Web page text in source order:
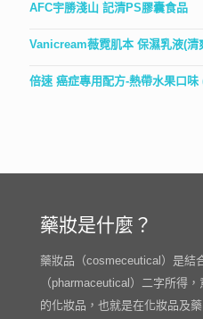
AFC宇勝淺山 記清PS膠囊食品
Vanicream薇霓肌本 保濕乳液(清
倍速 癌症專用配方-熱帶水果口味
藥妝是什麼？
藥妝品（cosmeceutical）是結
（pharmaceutical）二字所得
的化妝品，也就是在化妝品及